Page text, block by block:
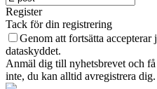
Register
Tack för din registrering
Genom att fortsätta
dataskyddet.
Anmäl dig till nyhetsbrevet och
inte, du kan alltid avregistrera